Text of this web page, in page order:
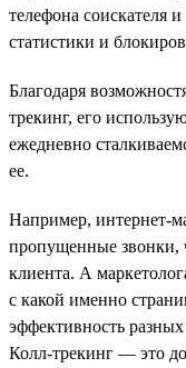
телефона соискателя
статистики и
Благодаря
трекинг, его
ежедневно
ее.
Например, интернет-
пропущенные звонки,
клиента. А
с какой именно
эффективность
Колл-трекинг — это